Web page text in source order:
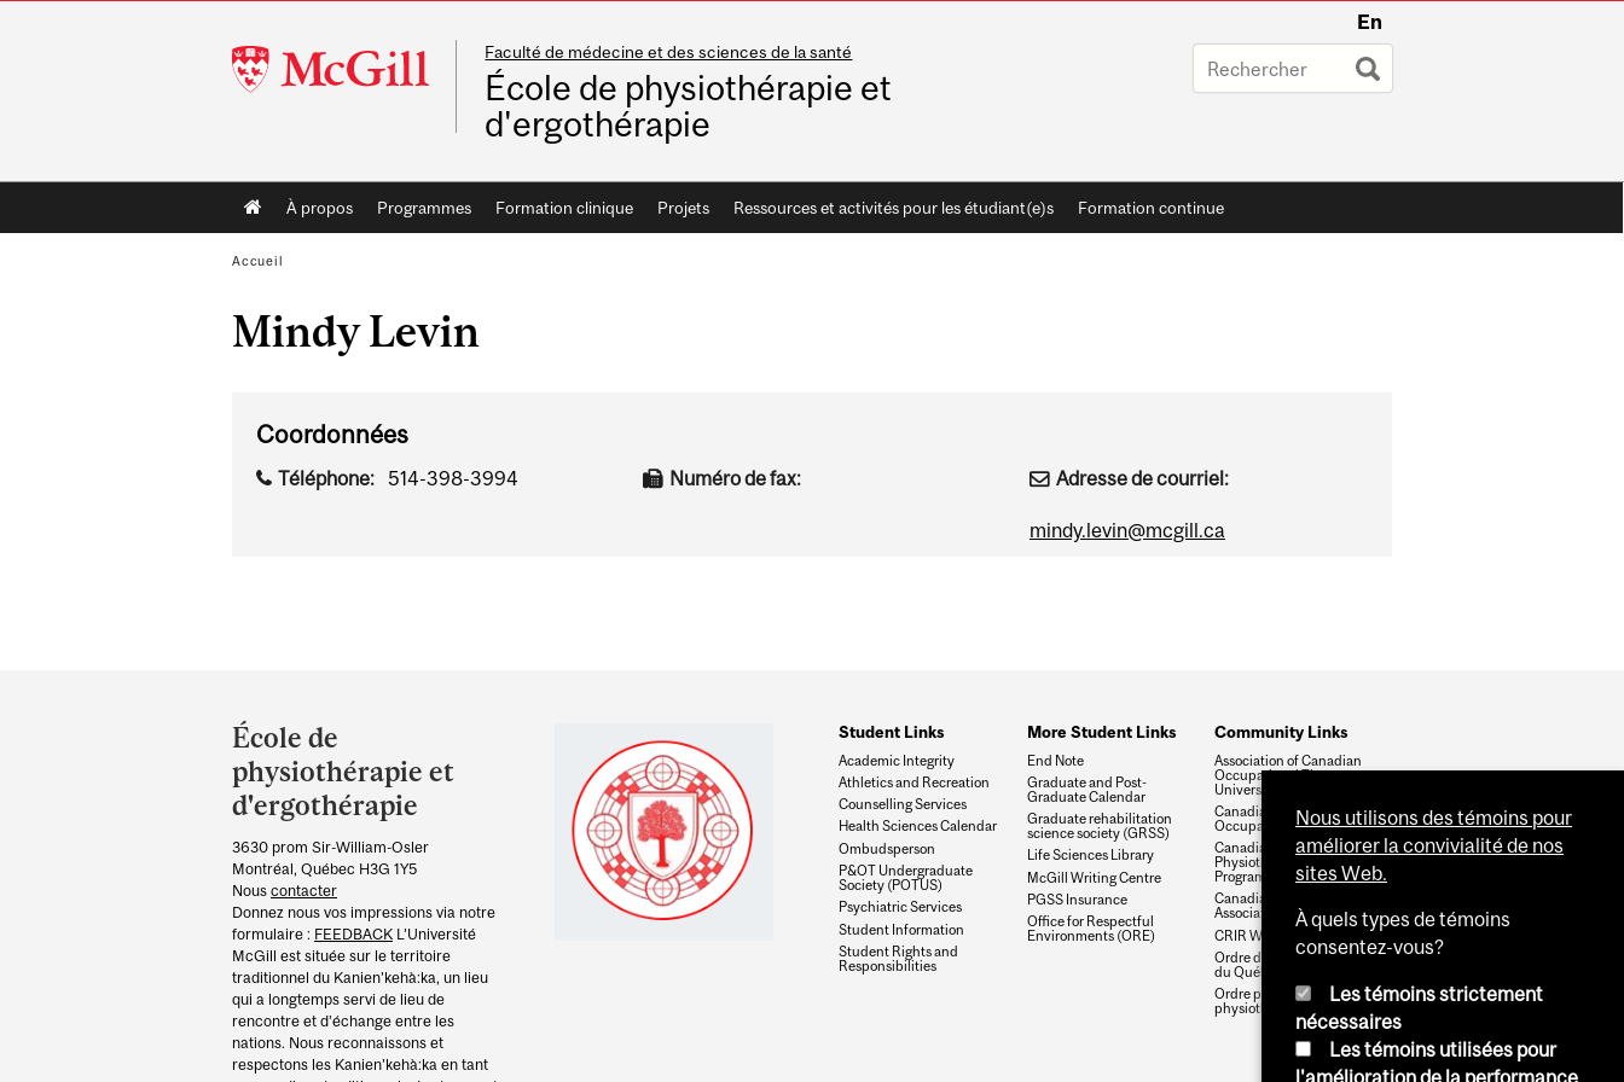
McGill
University
En
Faculté de médecine et des sciences de la santé
École de physiothérapie et
d'ergothérapie
Main
navigation
À propos Programmes Formation clinique Projets Ressources et activités pour les étudiant(e)s Formation continue
Accueil
Mindy Levin
Coordonnées
Téléphone: 514-398-3994 Numéro de fax: Adresse de courriel:
mindy.levin@mcgill.ca
and
University
Information
École de
physiothérapie et
d'ergothérapie
3630 prom Sir-William-Osler
Montréal, Québec H3G 1Y5
Nous contacter
Donnez nous vos impressions via notre
formulaire : FEEDBACK L’Université
McGill est située sur le territoire
traditionnel du Kanien’kehà:ka, un lieu
qui a longtemps servi de lieu de
rencontre et d’échange entre les
nations. Nous reconnaissons et
respectons les Kanien’kehà:ka en tant
Student Links
Academic Integrity
Athletics and Recreation
Counselling Services
Health Sciences Calendar
Ombudsperson
P&OT Undergraduate
Society (POTUS)
Psychiatric Services
Student Information
Student Rights and
Responsibilities
More Student Links
End Note
Graduate and Post-
Graduate Calendar
Graduate rehabilitation
science society (GRSS)
Life Sciences Library
McGill Writing Centre
PGSS Insurance
Office for Respectful
Environments (ORE)
Community Links
Association of Canadian
Occupational Therapy
University Programs
Canadian Association of
Occupational Therapists
Canadian Council of
Physiotherapy University
Programs
Canadian Physiotherapy
Association
CRIR Website
Ordre des ergothérapeutes
du Québec
Ordre professionnel de la
physiothérapie du Québec
Nous utilisons des témoins pour
améliorer la convivialité de nos
sites Web.
À quels types de témoins
consentez-vous?
Les témoins strictement
nécessaires
Les témoins utilisées pour
l'amélioration de la performance